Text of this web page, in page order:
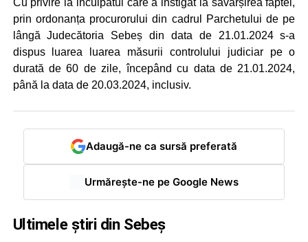
prin ordonanța procurorului din cadrul Parchetului de pe
lângă Judecătoria Sebeș din data de 21.01.2024 s-a
dispus luarea luarea măsurii controlului judiciar pe o
durată de 60 de zile, începând cu data de 21.01.2024,
până la data de 20.03.2024, inclusiv.
Adaugă-ne ca sursă preferată
Urmărește-ne pe Google News
Ultimele știri din Sebeș